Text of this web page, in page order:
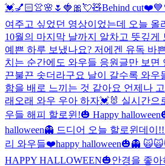
💓💅🏻👚🌸🌷🍓🎀💘🧸Behind
여주고 싶었던 영상이었는데 오늘 올
10월의 마지막 날까지 알차고 뜻깊게
예쁜 하루 보냈나요? 저에겐 유독 바
치는 순간에도 와우들 응원글만 보면
끈불끈 솟더라구요 날이 갈수록 와우
함을 배로 느끼는 것 같아요 언제나
래오래 와우 우아 하자💓🐰 실시간으
우들 해피 할로윈!🎃 Happy
halloween👻 드디어 오늘 할로윈데이
리 와우들❤️happy halloween🎃👻
HAPPY HALLOWEEN🎃안경을 좋